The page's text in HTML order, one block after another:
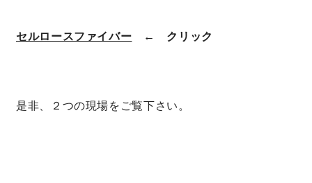
セルロースファイバー ← クリック
是非、２つの現場をご覧下さい。